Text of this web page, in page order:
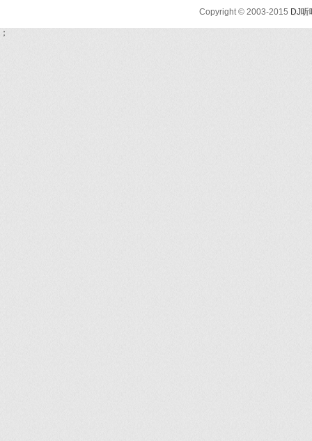
Copyright © 2003-2015 DJ
；